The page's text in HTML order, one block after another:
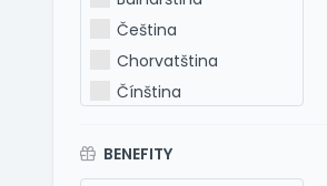
Čeština
Chorvatština
Čínština
Francouzština
BENEFITY